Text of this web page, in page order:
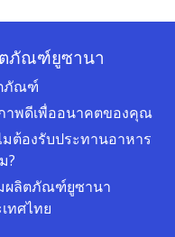
ภัณฑ์ยูซานา
ภัณฑ์
าพดีเพื่ออนาคตของคุณ
ต้องรับประทานอาหาร
?
ผลิตภัณฑ์ยูซานา
ทศไทย